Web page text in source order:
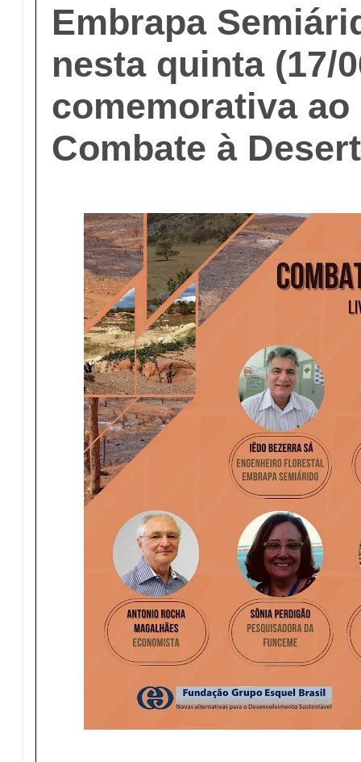
Embrapa
nesta quinta (17/
comemorativa ao
Combate à